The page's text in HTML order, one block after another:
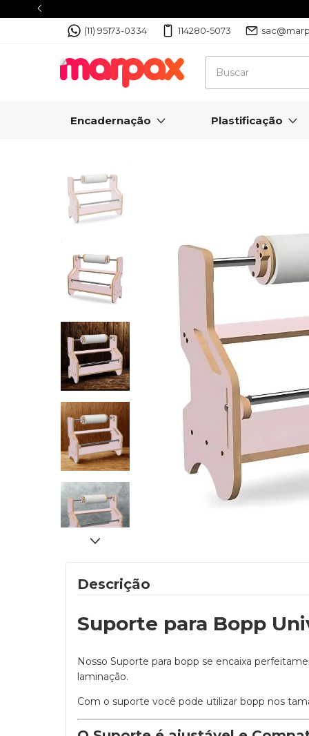
(11) 95173-0334 114280-5073
Encadernação Plastificação
Descrição
Suporte para Bopp
Nosso Suporte para bopp se encaixa
laminação.
Com o suporte você pode utilizar bopp nos